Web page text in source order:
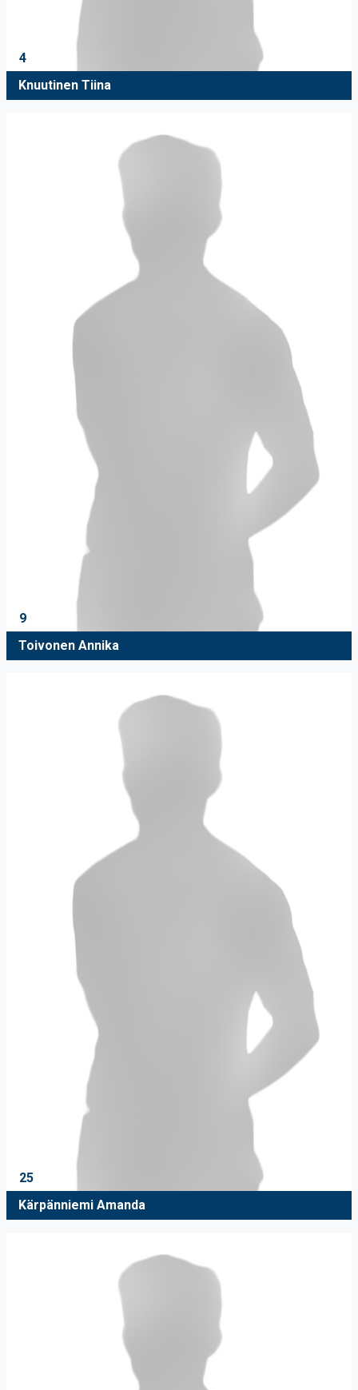
4
Knuutinen Tiina
9
Toivonen Annika
25
Kärpänniemi Amanda